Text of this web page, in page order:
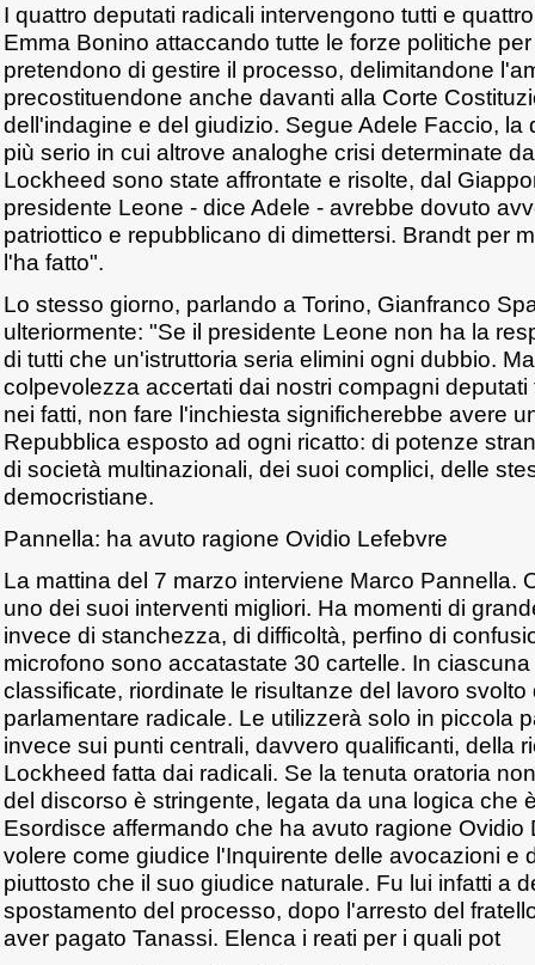
I quattro deputati radicali intervengono tutti e
Emma Bonino attaccando tutte le forze politiche
pretendono di gestire il processo, delimitandone
precostituendone anche davanti alla Corte
dell'indagine e del giudizio. Segue Adele Faccio, la
più serio in cui altrove analoghe crisi determinate
Lockheed sono state affrontate e risolte, dal
presidente Leone - dice Adele - avrebbe dovuto
patriottico e repubblicano di dimettersi. Brandt per
l'ha fatto".
Lo stesso giorno, parlando a Torino, Gianfranco
ulteriormente: "Se il presidente Leone non ha la
di tutti che un'istruttoria seria elimini ogni dubbio.
colpevolezza accertati dai nostri compagni
nei fatti, non fare l'inchiesta significherebbe avere
Repubblica esposto ad ogni ricatto: di potenze
di società multinazionali, dei suoi complici, delle
democristiane.
Pannella: ha avuto ragione Ovidio Lefebvre
La mattina del 7 marzo interviene Marco Pannella.
uno dei suoi interventi migliori. Ha momenti di
invece di stanchezza, di difficoltà, perfino di
microfono sono accatastate 30 cartelle. In
classificate, riordinate le risultanze del lavoro svolto
parlamentare radicale. Le utilizzerà solo in piccola
invece sui punti centrali, davvero qualificanti, della
Lockheed fatta dai radicali. Se la tenuta oratoria
del discorso è stringente, legata da una logica che
Esordisce affermando che ha avuto ragione Ovidio
volere come giudice l'Inquirente delle avocazioni e
piuttosto che il suo giudice naturale. Fu lui infatti a
spostamento del processo, dopo l'arresto del
aver pagato Tanassi. Elenca i reati per i quali pot